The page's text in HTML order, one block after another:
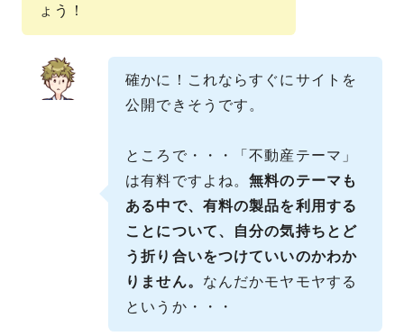
ょう！
確かに！これならすぐにサイトを
公開できそうです。
ところで・・・「不動産テーマ」
は有料ですよね。無料のテーマも
ある中で、有料の製品を利用する
ことについて、自分の気持ちとど
う折り合いをつけていいのかわか
りません。 なんだかモヤモヤする
というか・・・